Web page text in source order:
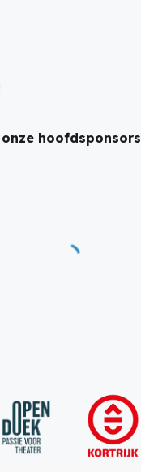
hoofdsponsors